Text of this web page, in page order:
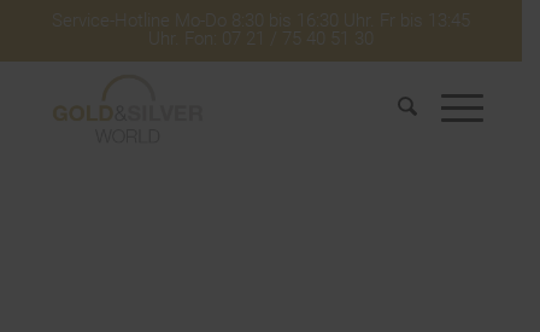
Service-Hotline Mo-Do 8:30 bis 16:30 Uhr. Fr bis 13:45
Uhr. Fon: 07 21 / 75 40 51 30